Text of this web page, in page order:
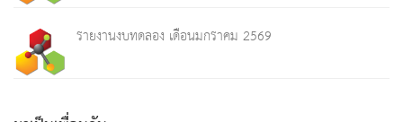
รายงานงบทดลอง เดือนมกราคม 2569